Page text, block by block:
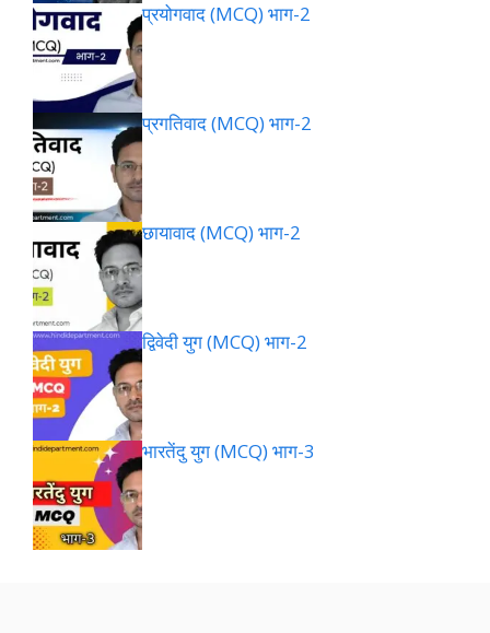
प्रयोगवाद (MCQ) भाग-2
प्रगतिवाद (MCQ) भाग-2
छायावाद (MCQ) भाग-2
द्विवेदी युग (MCQ) भाग-2
भारतेंदु युग (MCQ) भाग-3